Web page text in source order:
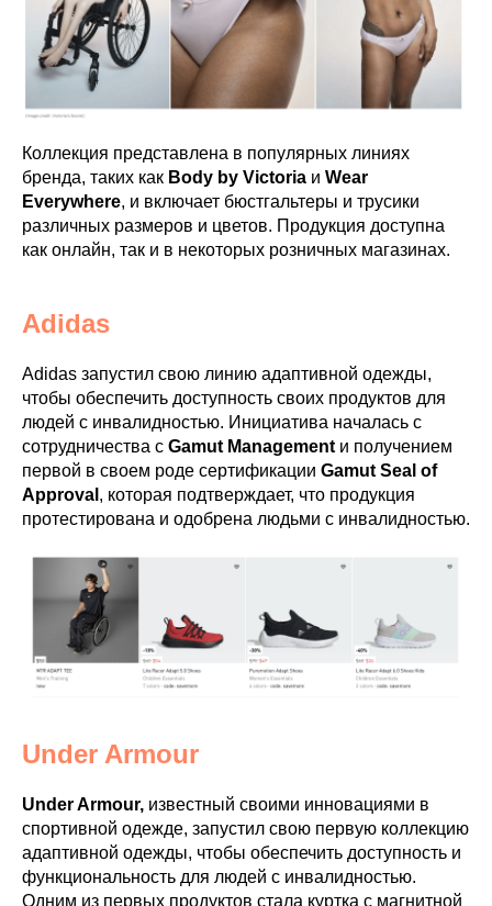
Коллекция представлена в популярных линиях
бренда, таких как Body by Victoria и Wear
Everywhere, и включает бюстгальтеры и трусики
различных размеров и цветов. Продукция доступна
как онлайн, так и в некоторых розничных магазинах.
Adidas
Adidas запустил свою линию адаптивной одежды,
чтобы обеспечить доступность своих продуктов для
людей с инвалидностью. Инициатива началась с
сотрудничества с Gamut Management и получением
первой в своем роде сертификации Gamut Seal of
Approval , которая подтверждает, что продукция
протестирована и одобрена людьми с инвалидностью.
Under Armour
Under Armour, известный своими инновациями в
спортивной одежде, запустил свою первую коллекцию
адаптивной одежды, чтобы обеспечить доступность и
функциональность для людей с инвалидностью.
Одним из первых продуктов стала куртка с магнитной